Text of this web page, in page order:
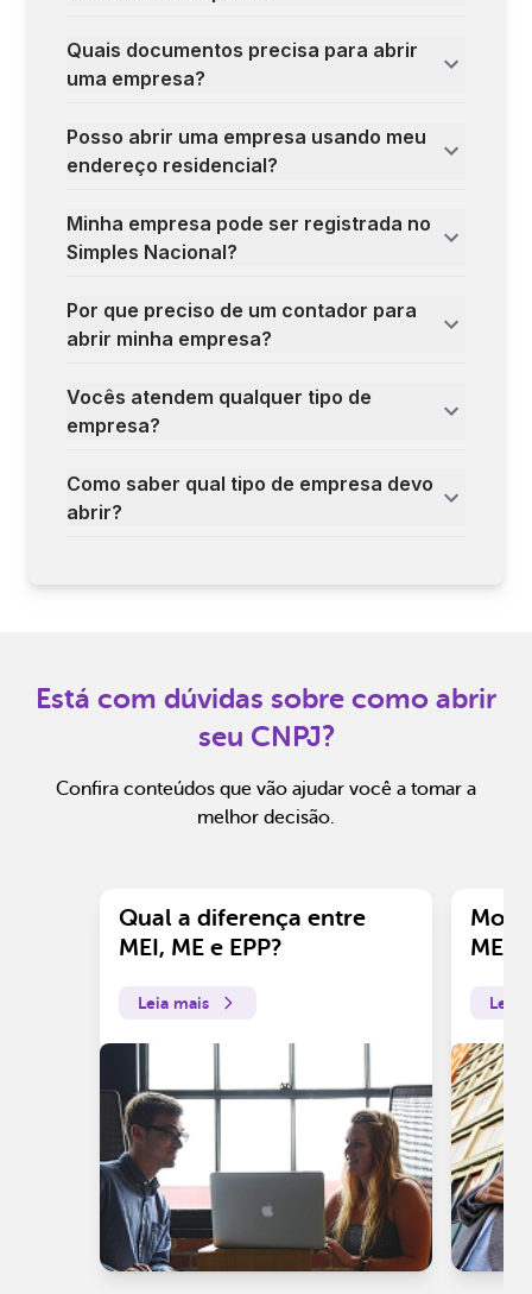
Quais documentos precisa para abrir
uma empresa?
Posso abrir uma empresa usando meu
endereço residencial?
Minha empresa pode ser registrada no
Simples Nacional?
Por que preciso de um contador para
abrir minha empresa?
Vocês atendem qualquer tipo de
empresa?
Como saber qual tipo de empresa devo
abrir?
Está com dúvidas sobre como abrir
seu CNPJ?
Confira conteúdos que vão ajudar você a tomar a
melhor decisão.
Qual a diferença entre
MEI, ME e EPP?
Leia mais
ME?
Leia